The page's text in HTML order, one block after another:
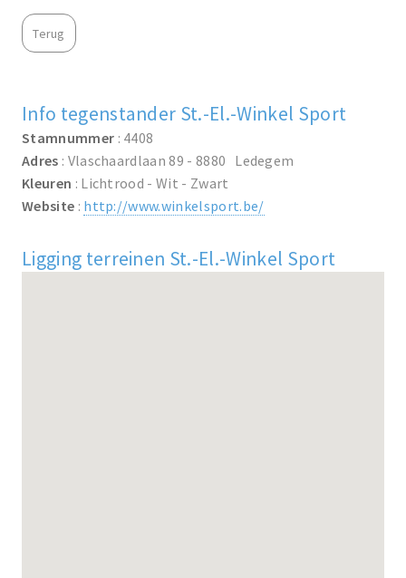
Terug
Info tegenstander St.-El.-Winkel Sport
Stamnummer : 4408
Adres : Vlaschaardlaan 89 - 8880 Ledegem
Kleuren : Lichtrood - Wit - Zwart
Website : http://www.winkelsport.be/
Ligging terreinen St.-El.-Winkel Sport